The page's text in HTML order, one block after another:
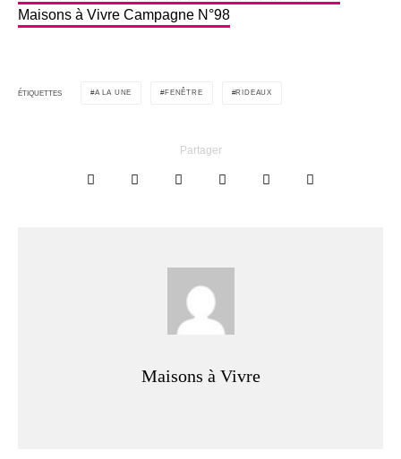
Maisons à Vivre Campagne N°98
ÉTIQUETTES A LA UNE FENÊTRE RIDEAUX
Partager
Maisons à Vivre